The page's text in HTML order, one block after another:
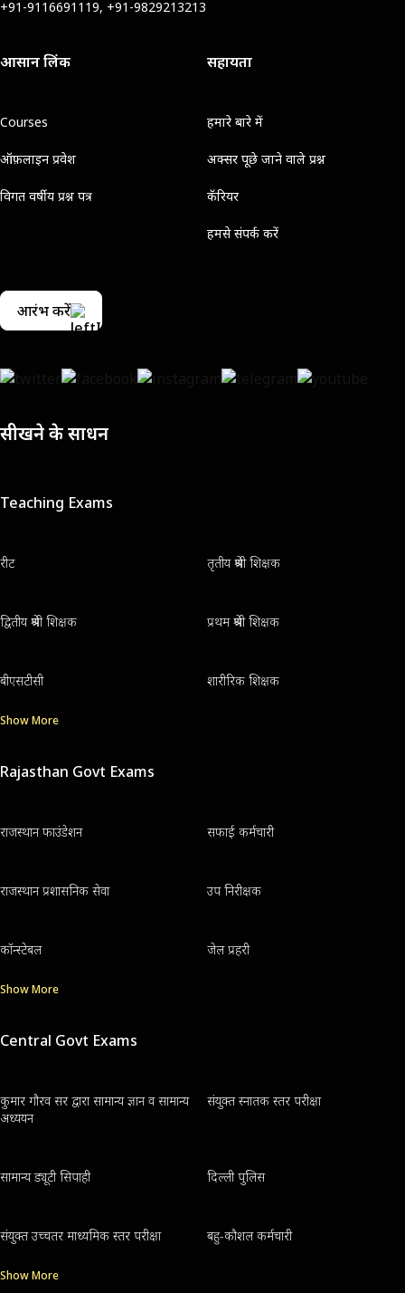
+91-9116691119, +91-9829213213
आसान लिंक
Courses
ऑफ़लाइन प्रवेश
विगत वर्षीय प्रश्न पत्र
सहायता
हमारे बारे में
अक्सर पूछे जाने वाले प्रश्न
कॅरियर
हमसे संपर्क करें
आरंभ करें
सीखने के साधन
Teaching Exams
रीट तृतीय श्रेणी शिक्षक
द्वितीय श्रेणी शिक्षक प्रथम श्रेणी शिक्षक
बीएसटीसी शारीरिक शिक्षक
Show More
Rajasthan Govt Exams
राजस्थान फाउंडेशन सफाई कर्मचारी
राजस्थान प्रशासनिक सेवा उप निरीक्षक
कॉन्स्टेबल जेल प्रहरी
Show More
Central Govt Exams
कुमार गौरव सर द्वारा सामान्य ज्ञान व सामान्य
अध्ययन
संयुक्त स्नातक स्तर परीक्षा
सामान्य ड्यूटी सिपाही दिल्ली पुलिस
संयुक्त उच्चतर माध्यमिक स्तर परीक्षा बहु-कौशल कर्मचारी
Show More